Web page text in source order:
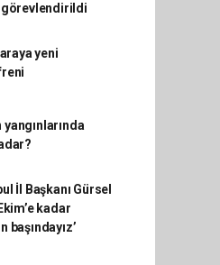
görevlendirildi
yeni
İl Başkanı Gürsel
kadar